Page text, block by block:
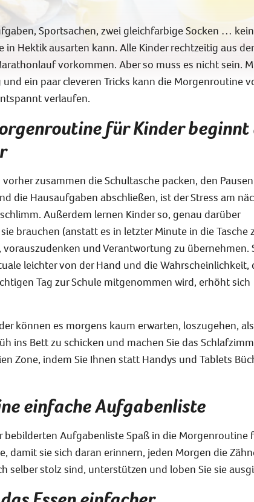
Sportsachen, zwei gleichfarbige Socken …
in Hektik ausarten kann. Alle Kinder rechtzeitig aus
vorkommen. Aber so muss es nicht sein.
ein paar cleveren Tricks kann die Morgenroutine
verlaufen.
für Kinder beginnt
zusammen die Schultasche packen, den
die Hausaufgaben abschließen, ist der Stress am
Außerdem lernen Kinder so, genau darüber
brauchen (anstatt es in letzter Minute in die Tasche
und Verantwortung zu übernehmen.
leichter von der Hand und die Wahrscheinlichkeit,
Tag zur Schule mitgenommen wird, erhöht sich
können es morgens kaum erwarten, loszugehen,
ins Bett zu schicken und machen Sie das
Zone, indem Sie Ihnen statt Handys und Tablets
einfache Aufgabenliste
bebilderten Aufgabenliste Spaß in die Morgenroutine
damit sie sich daran erinnern, jeden Morgen die
selber stolz sind, unterstützen und loben Sie sie